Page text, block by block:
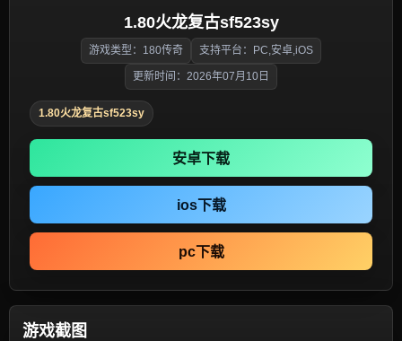
1.80火龙复古sf523sy
游戏类型：180传奇 支持平台：PC,安卓,iOS
更新时间：2026年07月10日
1.80火龙复古sf523sy
安卓下载
ios下载
pc下载
游戏截图